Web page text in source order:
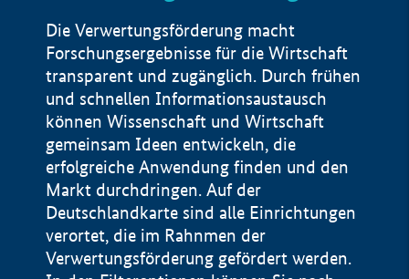
Die Verwertungsförderung macht
Forschungsergebnisse für die Wirtschaft
transparent und zugänglich. Durch frühen
und schnellen Informationsaustausch
können Wissenschaft und Wirtschaft
gemeinsam Ideen entwickeln, die
erfolgreiche Anwendung finden und den
Markt durchdringen. Auf der
Deutschlandkarte sind alle Einrichtungen
verortet, die im Rahnmen der
Verwertungsförderung gefördert werden.